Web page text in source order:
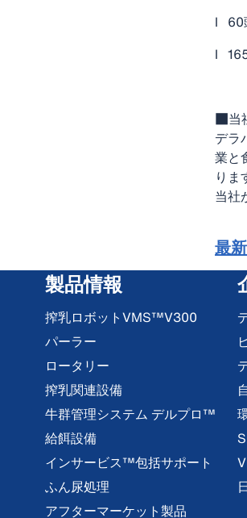
l 60
l
■当
デラ
業と
りま
当社
最
製品情報
搾乳ロボットVMS™V300
パーラー
ロータリー
搾乳関連設備
牛群管理システム デルプロ™
給餌設備
インサービス™包括サポート
ふん尿処理
アフターマーケット製品